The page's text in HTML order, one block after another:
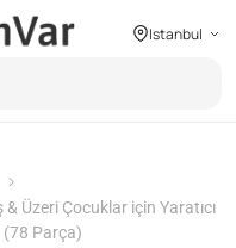
Istanbul
Üzeri Çocuklar için Yaratıcı
(78 Parça)